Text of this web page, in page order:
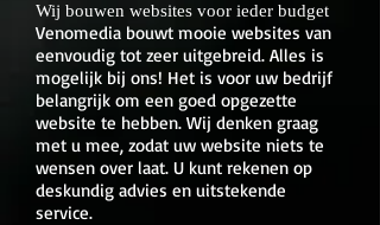
Wij bouwen websites voor ieder budget
Venomedia bouwt mooie websites van
eenvoudig tot zeer uitgebreid. Alles is
mogelijk bij ons! Het is voor uw bedrijf
belangrijk om een goed opgezette
website te hebben. Wij denken graag
met u mee, zodat uw website niets te
wensen over laat. U kunt rekenen op
deskundig advies en uitstekende
service.